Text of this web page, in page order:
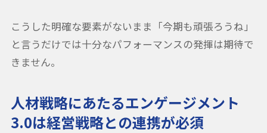
こうした明確な要素がないまま「今期も頑張ろうね」
と言うだけでは十分なパフォーマンスの発揮は期待で
きません。
人材戦略にあたるエンゲージメント
3.0は経営戦略との連携が必須